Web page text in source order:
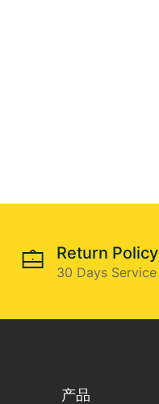
Return Policy
30 Days Service
产品